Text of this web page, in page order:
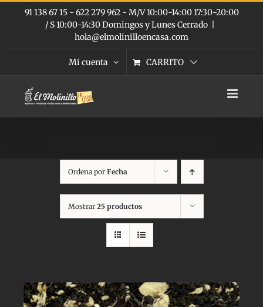
Saltar
91 138 67 15 - 622 279 962 - M/V 10:00-14:00 17:30-20:00
/ S 10:00-14:30 Domingos y Lunes Cerrado
hola@elmolinilloencasa.com
Mi cuenta CARRITO
Ordena por Fecha
Mostrar 25 productos